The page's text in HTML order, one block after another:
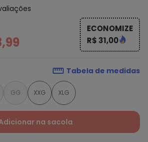
ECONOMIZE
R$ 31,00
Tabela de medidas
GG XXG XLG
na sacola